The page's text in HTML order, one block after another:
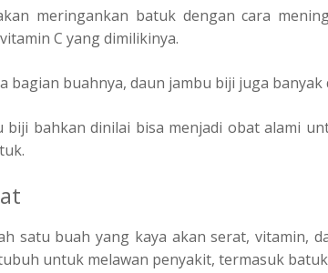
meringankan batuk dengan cara
C yang dimilikinya.
bagian buahnya, daun jambu biji juga
biji bahkan dinilai bisa menjadi obat alami
satu buah yang kaya akan serat, vitamin,
untuk melawan penyakit, termasuk